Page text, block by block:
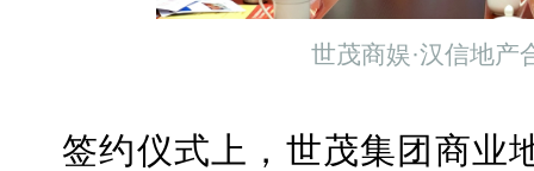
世茂商娱·汉信地产
签约仪式上，世茂集团商业